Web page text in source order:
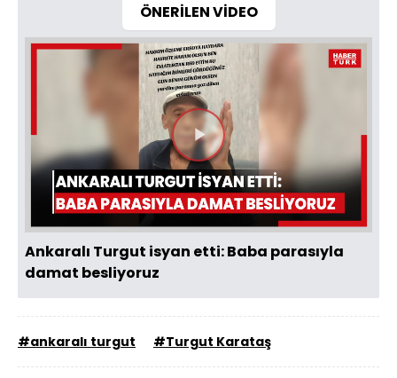
ÖNERİLEN VİDEO
Videoyu
Oynat
Ankaralı Turgut isyan etti: Baba parasıyla
damat besliyoruz
#ankaralı turgut #Turgut Karataş